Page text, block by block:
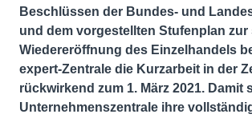
Beschlüssen der Bundes- und
und dem vorgestellten Stufenplan
Wiedereröffnung des Einzelhandels
expert-Zentrale die Kurzarbeit in der
rückwirkend zum 1. März 2021. Damit
Unternehmenszentrale ihre